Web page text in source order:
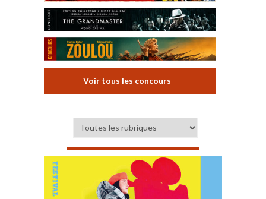
Voir tous les concours